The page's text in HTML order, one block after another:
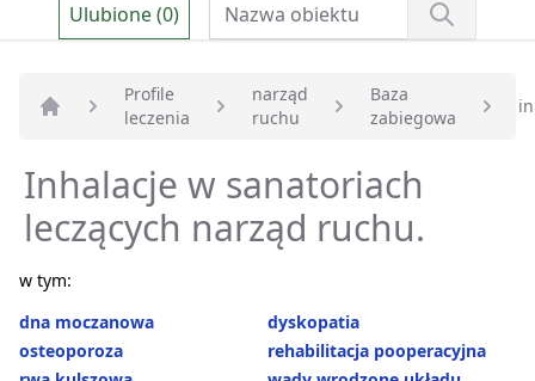
Ulubione (0)
Strona główna
Profile
leczenia
narząd
ruchu
Baza
zabiegowa
Inhalacje w sanatoriach
leczących narząd ruchu.
w tym:
dna moczanowa
dyskopatia
osteoporoza
rehabilitacja pooperacyjna